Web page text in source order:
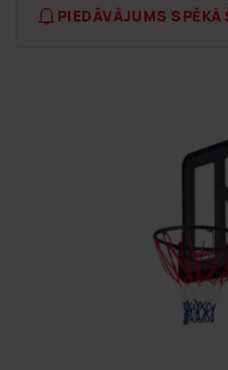
PIEDĀVĀJUMS SPĒKĀ